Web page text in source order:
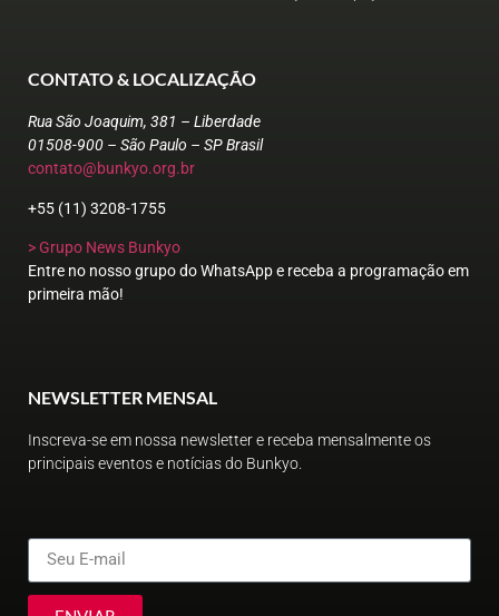
CONTATO & LOCALIZAÇÃO
Rua São Joaquim, 381 – Liberdade
01508-900 – São Paulo – SP Brasil
contato@bunkyo.org.br
+55 (11) 3208-1755
> Grupo News Bunkyo
Entre no nosso grupo do WhatsApp e receba a programação em
primeira mão!
NEWSLETTER MENSAL
Inscreva-se em nossa newsletter e receba mensalmente os
principais eventos e notícias do Bunkyo.